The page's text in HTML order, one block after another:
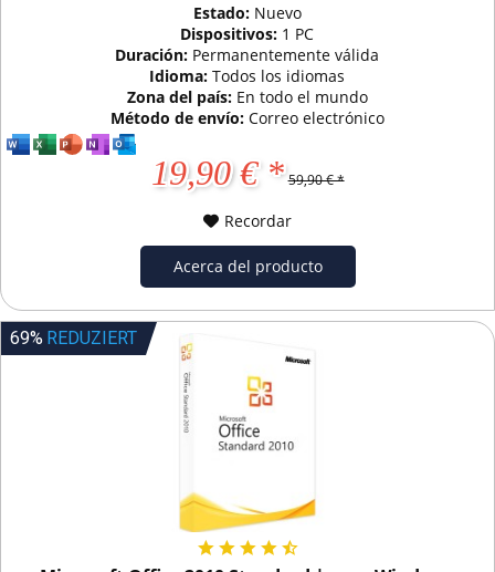
Estado: Nuevo
Dispositivos: 1 PC
Duración: Permanentemente válida
Idioma:Todos los idiomas
Zona del país: En todo el mundo
Método de envío: Correo electrónico
19,90 € * 59,90 € *
Recordar
Acerca del producto
69% REDUZIERT